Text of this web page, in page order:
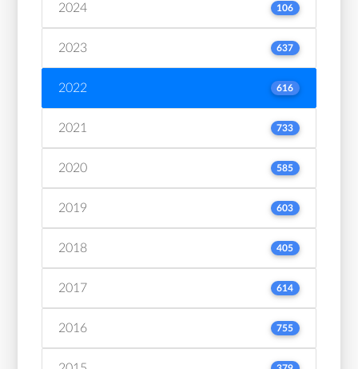
2024 106
2023 637
2022 616
2021 733
2020 585
2019 603
2018 405
2017 614
2016 755